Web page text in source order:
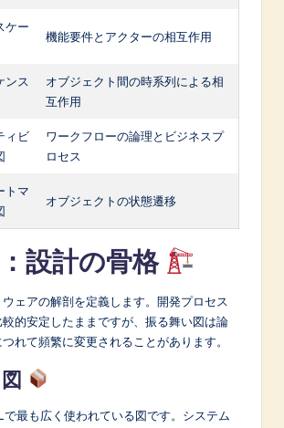
ケー
機能要件とアクターの相互作用
ンス
オブジェクト間の時系列による相
互作用
ィビ
ワークフローの論理とビジネスプ
ロセス
トマ
オブジェクトの状態遷移
設計の骨格
ェアの解剖を定義します。開発プロセス
的安定したままですが、振る舞い図は論
れて頻繁に変更されることがあります。
で最も広く使われている図です。システム